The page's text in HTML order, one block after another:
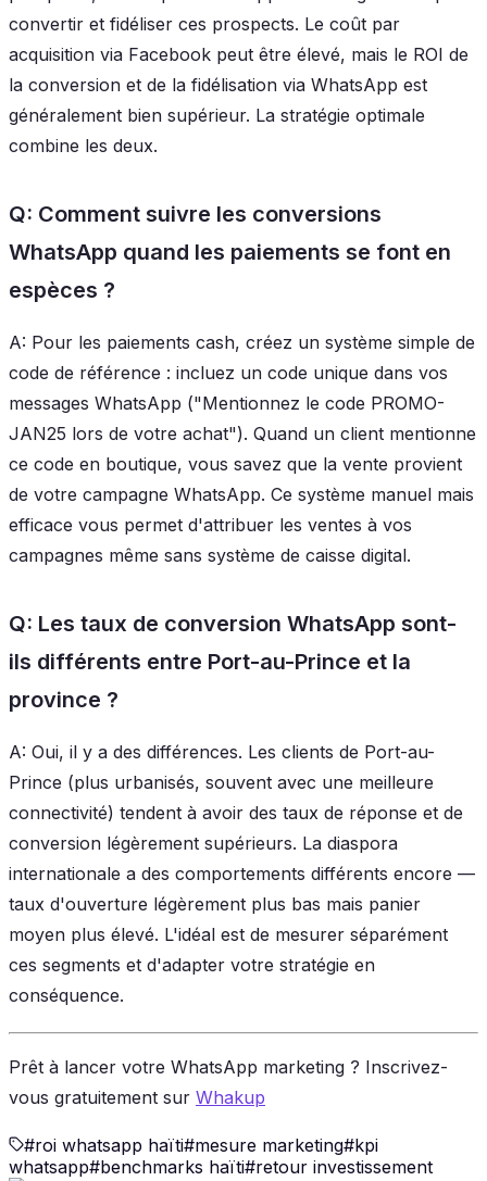
convertir et fidéliser ces prospects. Le coût par
acquisition via Facebook peut être élevé, mais le ROI de
la conversion et de la fidélisation via WhatsApp est
généralement bien supérieur. La stratégie optimale
combine les deux.
Q: Comment suivre les conversions
WhatsApp quand les paiements se font en
espèces ?
A: Pour les paiements cash, créez un système simple de
code de référence : incluez un code unique dans vos
messages WhatsApp ("Mentionnez le code PROMO-
JAN25 lors de votre achat"). Quand un client mentionne
ce code en boutique, vous savez que la vente provient
de votre campagne WhatsApp. Ce système manuel mais
efficace vous permet d'attribuer les ventes à vos
campagnes même sans système de caisse digital.
Q: Les taux de conversion WhatsApp sont-
ils différents entre Port-au-Prince et la
province ?
A: Oui, il y a des différences. Les clients de Port-au-
Prince (plus urbanisés, souvent avec une meilleure
connectivité) tendent à avoir des taux de réponse et de
conversion légèrement supérieurs. La diaspora
internationale a des comportements différents encore —
taux d'ouverture légèrement plus bas mais panier
moyen plus élevé. L'idéal est de mesurer séparément
ces segments et d'adapter votre stratégie en
conséquence.
Prêt à lancer votre WhatsApp marketing ? Inscrivez-
vous gratuitement sur Whakup
#roi whatsapp haïti#mesure marketing#kpi
whatsapp#benchmarks haïti#retour investissement